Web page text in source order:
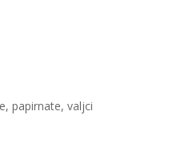
papirnate, valjci